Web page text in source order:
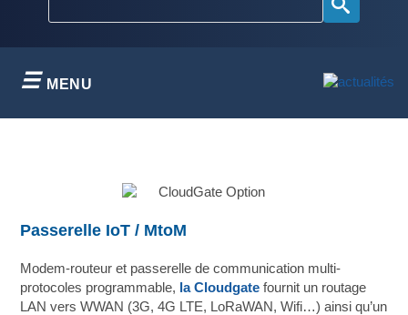
MENU
Passerelle IoT / MtoM
Modem-routeur et passerelle de communication multi-
protocoles programmable, la Cloudgate fournit un routage
LAN vers WWAN (3G, 4G LTE, LoRaWAN, Wifi…) ainsi qu’un